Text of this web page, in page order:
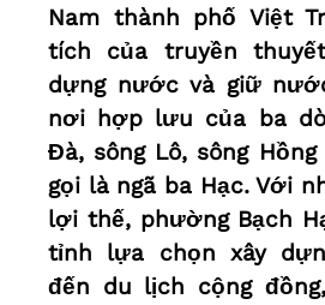
Nam thành phố Việt
tích của truyền
dựng nước và giữ
nơi hợp lưu của ba
Đà, sông Lô, sông
gọi là ngã ba Hạc. Với
lợi thế, phường Bạch
tỉnh lựa chọn xây
đến du lịch cộng